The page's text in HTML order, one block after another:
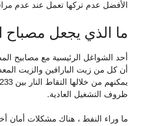
الأفضل عدم تركها تعمل عند عدم
ما الذي يجعل مصباح
أحد الشواغل الرئيسية مع مصابيح
أن كل من زيت البارافين والزيت
ظروف التشغيل العادية.
ما وراء النفط ، هناك مشكلات أمان